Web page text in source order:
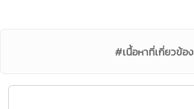
#เนื้อหาที่เกี่ยวข้อง